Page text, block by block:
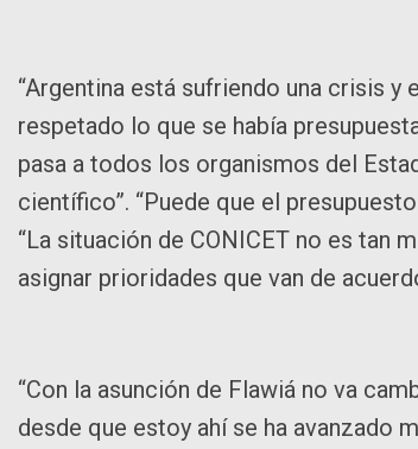
“Argentina está sufriendo una crisis y
respetado lo que se había
pasa a todos los organismos del
científico”. “Puede que el
“La situación de CONICET no es tan
asignar prioridades que van de
“Con la asunción de Flawiá no va
desde que estoy ahí se ha avanzado